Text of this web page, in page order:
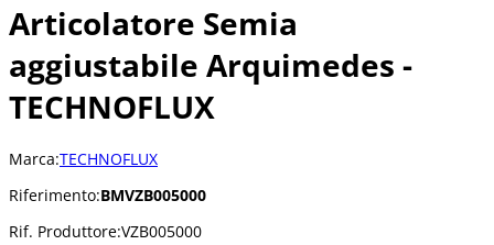
Articolatore Semia
aggiustabile Arquimedes -
TECHNOFLUX
Marca:TECHNOFLUX
Riferimento:BMVZB005000
Rif. Produttore:VZB005000